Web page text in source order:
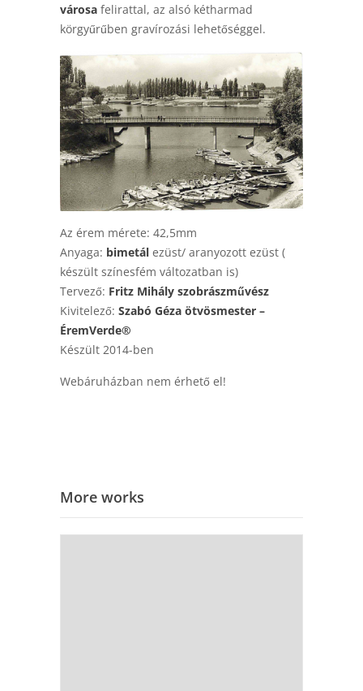
városa felirattal, az alsó kétharmad
körgyűrűben gravírozási lehetőséggel.
Az érem mérete: 42,5mm
Anyaga: bimetál ezüst/ aranyozott ezüst (
készült színesfém változatban is)
Tervező: Fritz Mihály szobrászművész
Kivitelező: Szabó Géza ötvösmester –
ÉremVerde®
Készült 2014-ben
Webáruházban nem érhető el!
More works